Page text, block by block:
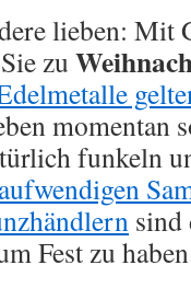
lieben: Mit
zu
momentan
funkeln
aufwendigen
sind
Fest zu